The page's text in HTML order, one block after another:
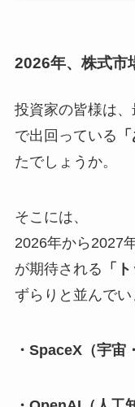
2026年、株式市
投資家の皆様は
で出回っている
たでしょうか。
そこには、
2026年から2027
が期待される 「
ずらりと並んでい
・SpaceX（宇宙